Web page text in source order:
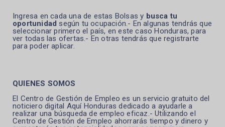
Ingresa en cada una de estas Bolsas y busca tu
oportunidad según tu ocupación.- En algunas tendrás que
seleccionar primero el país, en este caso Honduras, para
ver todas las ofertas.- En otras tendrás que registrarte
para poder aplicar.
QUIENES SOMOS
El Centro de Gestión de Empleo es un servicio gratuito del
noticiero digital Aquí Honduras dedicado a ayudarle a
realizar una búsqueda de empleo eficaz.- Utilizando el
Centro de Gestión de Empleo ahorrarás tiempo y dinero y